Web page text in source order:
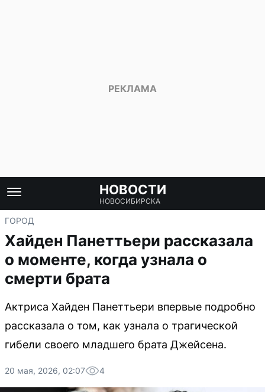
НОВОСТИ
НОВОСИБИРСКА
ГОРОД
Хайден Панеттьери рассказала
о моменте, когда узнала о
смерти брата
Актриса Хайден Панеттьери впервые подробно
рассказала о том, как узнала о трагической
гибели своего младшего брата Джейсена.
20 мая, 2026, 02:07 4